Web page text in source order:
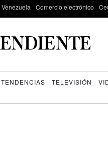
Venezuela Comercio electrónico
TENDENCIAS TELEVISIÓN